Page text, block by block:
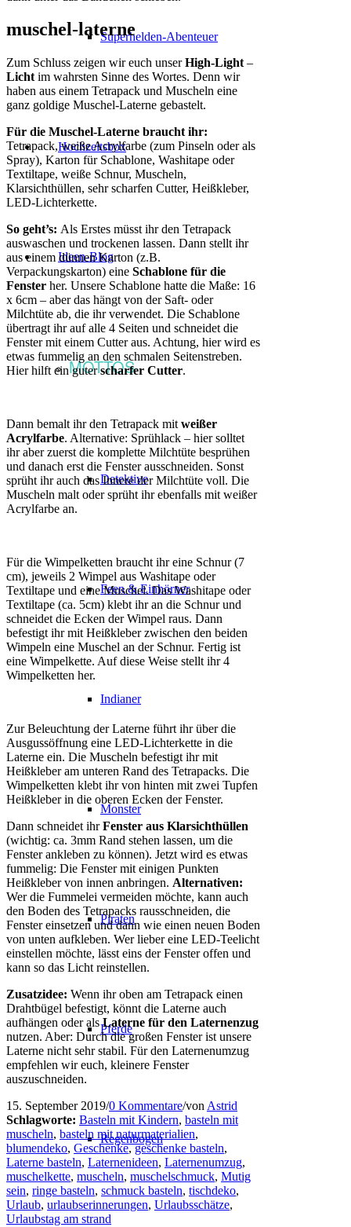
Superhelden-Abenteuer
Hochzeitsbox
Ideen-Blog
MOTTOS
Detektive
Feen & Einhörner
Indianer
Monster
Piraten
Pferde
Regenbogen
muschel-laterne
Zum Schluss zeigen wir euch unserHigh-Light –
Licht im wahrsten Sinne des Wortes. Denn wir
haben aus einem Tetrapack und Muscheln eine
ganz goldige Muschel-Laterne gebastelt.
Für die Muschel-Laterne braucht ihr:
Tetrapack, weiße Acrylfarbe (zum Pinseln oder als
Spray), Karton für Schablone, Washitape oder
Textiltape, weiße Schnur, Muscheln,
Klarsichthüllen, sehr scharfen Cutter, Heißkleber,
LED-Lichterkette.
So geht’s: Als Erstes müsst ihr den Tetrapack
auswaschen und trockenen lassen. Dann stellt ihr
aus einem dünnen Karton (z.B.
Verpackungskarton) eine Schablone für die
Fenster her. Unsere Schablone hatte die Maße: 16
x 6cm – aber das hängt von der Saft- oder
Milchtüte ab, die ihr verwendet. Die Schablone
übertragt ihr auf alle 4 Seiten und schneidet die
Fenster mit einem Cutter aus. Achtung, hier wird es
etwas fummelig an den schmalen Seitenstreben.
Hier hilft ein guterscharfer Cutter.
Dann bemalt ihr den Tetrapack mit weißer
Acrylfarbe. Alternative: Sprühlack – hier solltet
ihr aber zuerst die komplette Milchtüte besprühen
und danach erst die Fenster ausschneiden. Sonst
sprüht ihr auch das Innere der Milchtüte voll. Die
Muscheln malt oder sprüht ihr ebenfalls mit weißer
Acrylfarbe an.
Für die Wimpelketten braucht ihr eine Schnur (7
cm), jeweils 2 Wimpel aus Washitape oder
Textiltape und eine Muschel. Das Washitape oder
Textiltape (ca. 5cm) klebt ihr an die Schnur und
schneidet die Ecken der Wimpel raus. Dann
befestigt ihr mit Heißkleber zwischen den beiden
Wimpeln eine Muschel an der Schnur. Fertig ist
eine Wimpelkette. Auf diese Weise stellt ihr 4
Wimpelketten her.
Zur Beleuchtung der Laterne führt ihr über die
Ausgussöffnung eine LED-Lichterkette in die
Laterne ein. Die Muscheln befestigt ihr mit
Heißkleber am unteren Rand des Tetrapacks. Die
Wimpelketten klebt ihr von hinten mit zwei Tupfen
Heißkleber in die oberen Ecken der Fenster.
Dann schneidet ihrFenster aus Klarsichthüllen
(wichtig: ca. 3mm Rand stehen lassen, um die
Fenster ankleben zu können). Jetzt wird es etwas
fummelig: Die Fenster mit einigen Punkten
Heißkleber von innen anbringen. Alternativen:
Wer die Fummelei vermeiden möchte, kann auch
den Boden des Tetrapacks rausschneiden, die
Fenster einsetzen und dann wie einen neuen Boden
von unten aufkleben. Wer lieber eine LED-Teelicht
einstellen möchte, lässt eins der Fenster offen und
kann so das Licht reinstellen.
Zusatzidee: Wenn ihr oben am Tetrapack einen
Drahtbügel befestigt, könnt die Laterne auch
aufhängen oder alsLaterne für den Laternenzug
nutzen. Aber: Durch die großen Fenster ist unsere
Laterne nicht sehr stabil. Für den Laternenumzug
empfehlen wir euch, kleinere Fenster
auszuschneiden.
15. September 2019/0 Kommentare/von Astrid
Schlagworte: Basteln mit Kindern, basteln mit
muscheln, basteln mit naturmaterialien,
blumendeko, Geschenke,geschenke basteln,
Laterne basteln, Laternenideen, Laternenumzug,
muschelkette, muscheln, muschelschmuck, Mutig
sein, ringe basteln, schmuck basteln, tischdeko,
Urlaub, urlaubserinnerungen, Urlaubsschätze,
Urlaubstag am strand